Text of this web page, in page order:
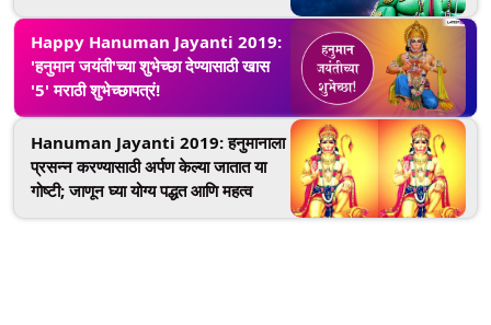
Facebook Messages शेअर करत
मारूतीच्या उपासकांना द्या शुभेच्छा
Happy Hanuman Jayanti 2019:
'हनुमान जयंती'च्या शुभेच्छा देण्यासाठी खास
'5' मराठी शुभेच्छापत्रं!
Hanuman Jayanti 2019: हनुमानाला
प्रसन्न करण्यासाठी अर्पण केल्या जातात या
गोष्टी; जाणून घ्या योग्य पद्धत आणि महत्व